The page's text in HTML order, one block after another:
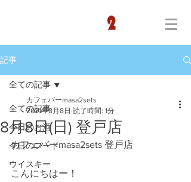
記事
全ての記事
今日のお酒
今日のフード
ウイスキー
全ての記事
8月8日(日) 登戸店
カフェバーmasa2sets
2021年8月8日 読了時間: 1分
カフェバーmasa2sets 登戸店
こんにちはー！